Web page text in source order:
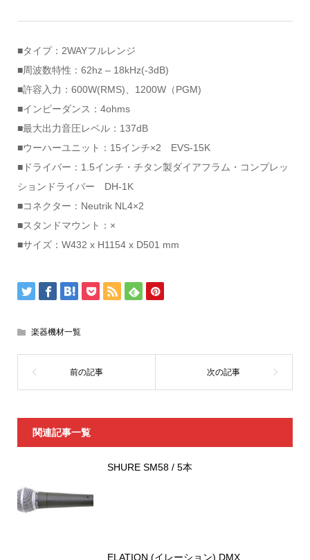
■タイプ：2WAYフルレンジ
■周波数特性：62hz – 18kHz(-3dB)
■許容入力：600W(RMS)、1200W（PGM)
■インピーダンス：4ohms
■最大出力音圧レベル：137dB
■ウーハーユニット：15インチ×2 EVS-15K
■ドライバー：1.5インチ・チタン製ダイアフラム・コンプレッ
ションドライバー DH-1K
■コネクター：Neutrik NL4×2
■スタンドマウント：×
■サイズ：W432 x H1154 x D501 mm
楽器機材一覧
関連記事一覧
SHURE SM58 / 5本
ELATION (イレーション) DMX